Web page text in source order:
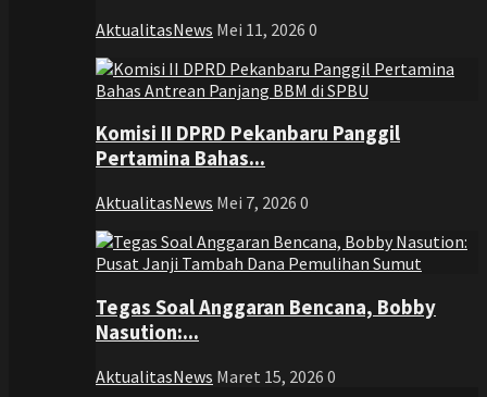
AktualitasNews Mei 11, 2026 0
Komisi II DPRD Pekanbaru Panggil
Pertamina Bahas...
AktualitasNews Mei 7, 2026 0
Tegas Soal Anggaran Bencana, Bobby
Nasution:...
AktualitasNews Maret 15, 2026 0